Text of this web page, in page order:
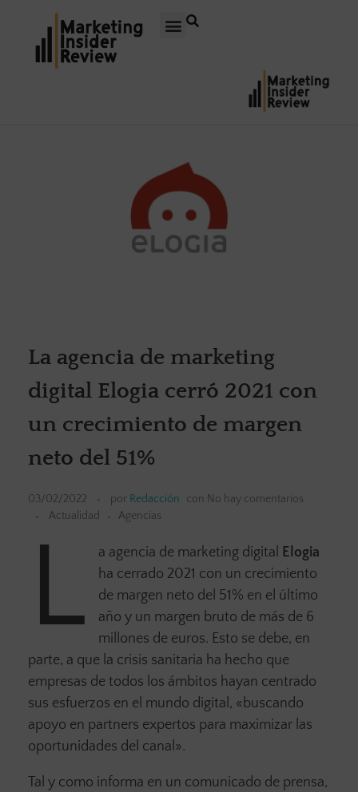
La agencia de marketing
digital Elogia cerró 2021 con
un crecimiento de margen
neto del 51%
03/02/2022 por Redacción con No hay comentarios
Actualidad
Agencias
L a agencia de marketing digital Elogia
ha cerrado 2021 con un crecimiento
de margen neto del 51% en el último
año y un margen bruto de más de 6
millones de euros. Esto se debe, en
parte, a que la crisis sanitaria ha hecho que
empresas de todos los ámbitos hayan centrado
sus esfuerzos en el mundo digital, «buscando
apoyo en partners expertos para maximizar las
oportunidades del canal».
Tal y como informa en un comunicado de prensa,